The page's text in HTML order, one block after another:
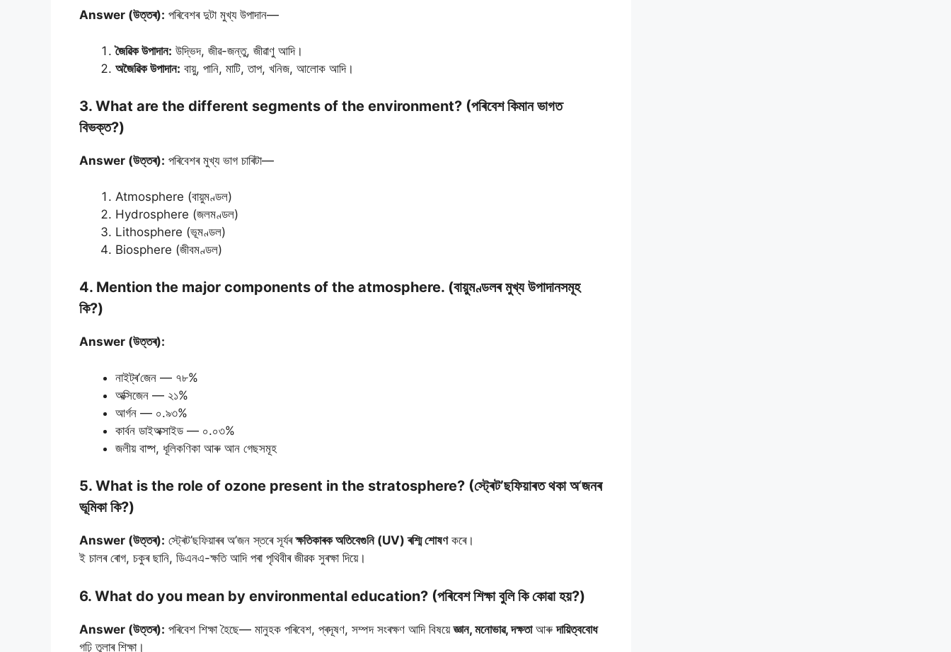
Answer (উত্তৰ): পৰিবেশৰ দুটা মুখ্য উপাদান—
জৈৱিক উপাদান: উদ্ভিদ, জীৱ-জন্তু, জীৱাণু আদি।
অজৈৱিক উপাদান: বায়ু, পানি, মাটি, তাপ, খনিজ, আলোক আদি।
3. What are the different segments of the environment? (পৰিবেশ কিমান ভাগত
বিভক্ত?)
Answer (উত্তৰ): পৰিবেশৰ মুখ্য ভাগ চাৰিটা—
Atmosphere (বায়ুমণ্ডল)
Hydrosphere (জলমণ্ডল)
Lithosphere (ভূমণ্ডল)
Biosphere (জীবমণ্ডল)
4. Mention the major components of the atmosphere. (বায়ুমণ্ডলৰ মুখ্য উপাদানসমূহ
কি?)
Answer (উত্তৰ):
নাইট্ৰ’জেন — ৭৮%
অক্সিজেন — ২১%
আৰ্গন — ০.৯৩%
কাৰ্বন ডাইঅক্সাইড — ০.০৩%
জলীয় বাষ্প, ধূলিকণিকা আৰু আন গেছসমূহ
5. What is the role of ozone present in the stratosphere? (স্ট্ৰেট’ছফিয়াৰত থকা অ‘জনৰ
ভূমিকা কি?)
Answer (উত্তৰ): স্ট্ৰেট’ছফিয়াৰৰ অ’জন স্তৰে সূৰ্যৰক্ষতিকাৰক অতিবেগুনি (UV) ৰশ্মি শোষণকৰে।
ই চালৰ ৰোগ, চকুৰ ছানি, ডিএনএ-ক্ষতি আদি পৰা পৃথিবীৰ জীৱক সুৰক্ষা দিয়ে।
6. What do you mean by environmental education? (পৰিবেশ শিক্ষা বুলি কি কোৱা হয়?)
Answer (উত্তৰ): পৰিবেশ শিক্ষা হৈছে— মানুহক পৰিবেশ, প্ৰদূষণ, সম্পদ সংৰক্ষণ আদি বিষয়েজ্ঞান, মনোভাৱ, দক্ষতাআৰুদায়িত্ববোধ
গঢ়ি তুলাৰ শিক্ষা।